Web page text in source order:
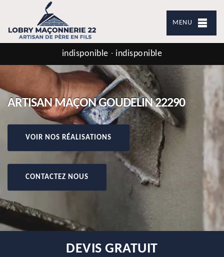
MENU
indisponible - indisponible
ARTISAN MAÇON GOUDELIN 22290
VOIR NOS RÉALISATIONS
CONTACTEZ NOUS
DEVIS GRATUIT